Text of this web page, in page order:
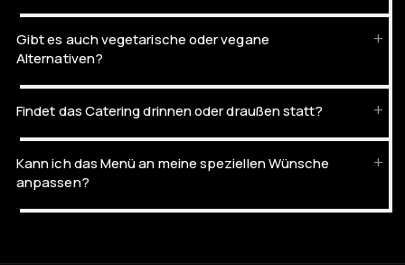
Gibt es auch vegetarische oder vegane
Alternativen?
Findet das Catering drinnen oder draußen statt?
Kann ich das Menü an meine speziellen Wünsche
anpassen?